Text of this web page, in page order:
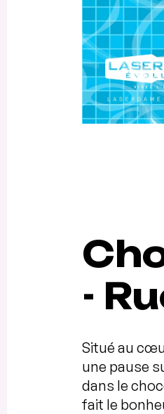
-
Situé au
une pause
dans le
fait le